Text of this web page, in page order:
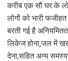
करीब एक सौ घर के
लोगों को भारी
बरती गई है
लिकेज होना,जल में
देना,सहित अन्य